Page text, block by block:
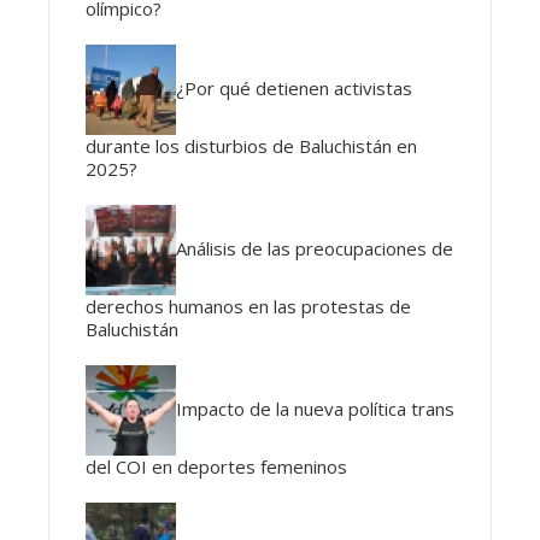
olímpico?
¿Por qué detienen activistas
durante los disturbios de Baluchistán en
2025?
Análisis de las preocupaciones de
derechos humanos en las protestas de
Baluchistán
Impacto de la nueva política trans
del COI en deportes femeninos